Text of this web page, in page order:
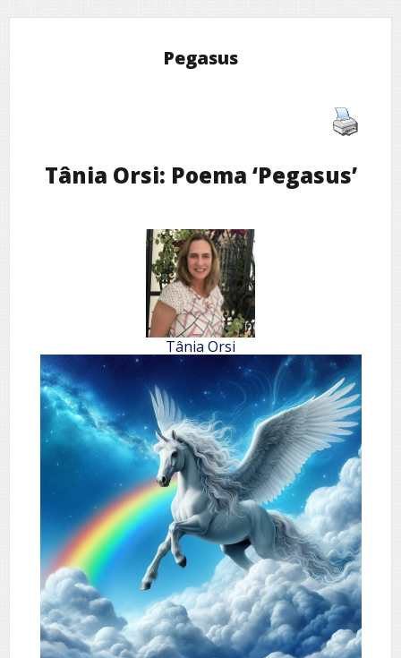
Pegasus
Tânia Orsi: Poema ‘Pegasus’
Tânia Orsi